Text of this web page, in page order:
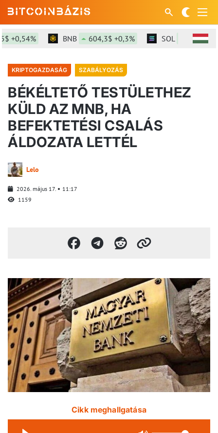
BNB 604,3$ +0,3% SOL 76,99$
KRIPTOGAZDASÁG SZABÁLYOZÁS
BÉKÉLTETŐ TESTÜLETHEZ
KÜLD AZ MNB, HA
BEFEKTETÉSI CSALÁS
ÁLDOZATA LETTÉL
Lelo
2026. május 17.
11:17
1159
Cikk meghallgatása